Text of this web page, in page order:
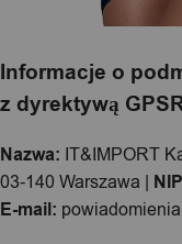
Informacje o
z dyrektywą
Nazwa: IT&IMPORT
03-140 Warszawa |
E-mail: